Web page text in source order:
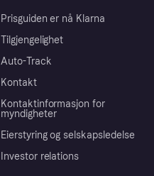
Prisguiden er nå Klarna
Tilgjengelighet
Auto-Track
Kontakt
Kontaktinformasjon for
myndigheter
Eierstyring og selskapsledelse
Investor relations